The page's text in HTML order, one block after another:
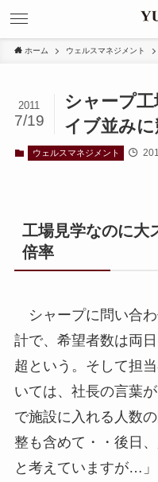
ホーム ウェルスマネジメント
シャープ
イブ並み
2011
7/19
ウェルスマネジメント
工場見学なのに大
倍率
シャープに問い合
計で、希望者数は両
超という。そして担
いては、社長の言葉
で施設に入れる人数
整も含めて・・後日
と考えていますが…